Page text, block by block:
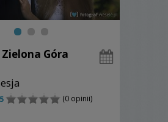
Góra
(0 opinii)